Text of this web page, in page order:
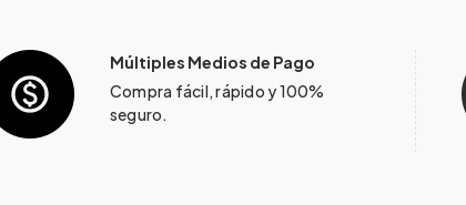
Múltiples Medios de Pago
Compra fácil, rápido y 100%
seguro.